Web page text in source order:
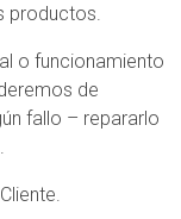
productos.
o funcionamiento
de
fallo – repararlo